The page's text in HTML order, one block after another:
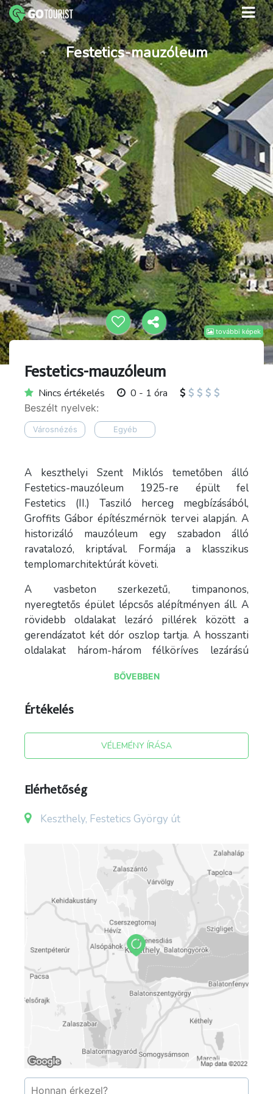
további képek
Festetics-mauzóleum
Festetics-mauzóleum
Nincs értékelés 0 - 1 óra
Beszélt nyelvek:
Városnézés Egyéb
A keszthelyi Szent Miklós temetőben álló
Festetics-mauzóleum 1925-re épült fel
Festetics (II.) Tasziló herceg megbízásából,
Groffits Gábor építészmérnök tervei alapján. A
historizáló mauzóleum egy szabadon álló
ravatalozó, kriptával. Formája a klasszikus
templomarchitektúrát követi.
A vasbeton szerkezetű, timpanonos,
nyeregtetős épület lépcsős alépítményen áll. A
rövidebb oldalakat lezáró pillérek között a
gerendázatot két dór oszlop tartja. A hosszanti
oldalakat három-három félköríves lezárású
pilaszterek díszítik. A ravatalozóteret rozettákkal
hosszoldal előtt lépcsősor vezet a föld alatt lévő
ki, amelyek közül a bejárattal szemben lévő
négyben nyugszanak a Festetics családtagok.
A mauzóleumba a Festetics család tagjai közül
elsőként Festetics (II.) Tasziló herceg feleségét,
Mary Victoria Hamiltont temették el. A
hercegasszony 1922. május 14-én hunyt el.
Ideiglenesen a Fő téri plébániatemplomban
helyezték el koporsóját, amelyet a mauzóleum
elkészülte után, 1925. november 2-án
szállítottak át a Szent Miklós temetőbe. Festetics
(II.) Tasziló herceg 1933. május 4-én hunyt el. A
temetési szertartásra 1933. május 8-án került
sor. Festetics (II.) Tasziló és Mary Victoria
Hamilton fia, Festetics (III.) György herceg 1941.
augusztus 4-én halt meg. Temetése 1941.
augusztus 8-án volt. Felesége, Maria Haugwitz
grófnő 1972. szeptember 23-án hunyt el
Bécsben. Végakaratát, hogy magyar földben
pihenhessen, 1990. október 13-án tudták
teljesíteni, amikor hamvait a mauzóleumba
helyezték.
A Helikon Kastélymúzeum Közhasznú
BŐVEBBEN
Értékelés
VÉLEMÉNY ÍRÁSA
Elérhetőség
Keszthely, Festetics György út